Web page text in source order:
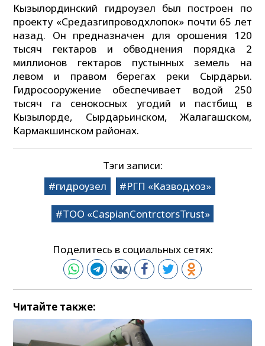
Кызылординский гидроузел был построен по
проекту «Средазгипроводхлопок» почти 65 лет
назад. Он предназначен для орошения 120
тысяч гектаров и обводнения порядка 2
миллионов гектаров пустынных земель на
левом и правом берегах реки Сырдарьи.
Гидросооружение обеспечивает водой 250
тысяч га сенокосных угодий и пастбищ в
Кызылорде, Сырдарьинском, Жалагашском,
Кармакшинском районах.
Тэги записи:
гидроузел
РГП «Казводхоз»
ТОО «CaspianContrctorsTrust»
Поделитесь в социальных сетях:
Читайте также: